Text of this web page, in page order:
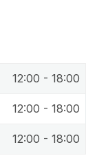
12:00 - 18:00
12:00 - 18:00
12:00 - 18:00